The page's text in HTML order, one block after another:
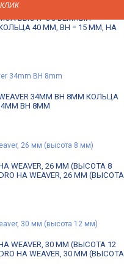
TACTICAL, КОЛЬЦА 40
БЫСТРОСЪЕМНЫЙ
40 ММ, BH = 15 ММ, НА
34MM BH 8MM КОЛЬЦА
BH 8MM
WEAVER, 26 ММ (ВЫСОТА 8
НА WEAVER, 26 ММ (ВЫСОТА
WEAVER, 30 ММ (ВЫСОТА 12
НА WEAVER, 30 ММ (ВЫСОТА